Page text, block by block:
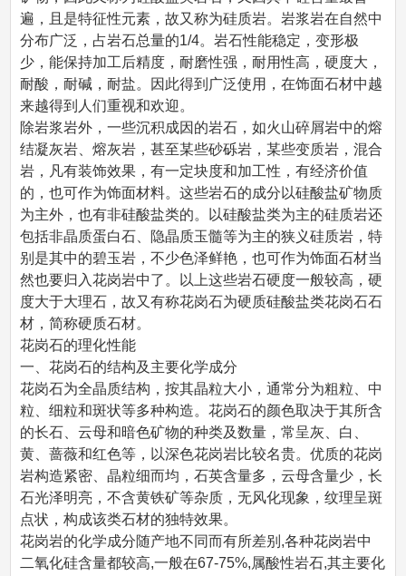
遍，且是特征性元素，故又称为硅质岩。岩浆岩在自然中
分布广泛，占岩石总量的1/4。岩石性能稳定，变形极
少，能保持加工后精度，耐磨性强，耐用性高，硬度大，
耐酸，耐碱，耐盐。因此得到广泛使用，在饰面石材中越
来越得到人们重视和欢迎。
除岩浆岩外，一些沉积成因的岩石，如火山碎屑岩中的熔
结凝灰岩、熔灰岩，甚至某些砂砾岩，某些变质岩，混合
岩，凡有装饰效果，有一定块度和加工性，有经济价值
的，也可作为饰面材料。这些岩石的成分以硅酸盐矿物质
为主外，也有非硅酸盐类的。以硅酸盐类为主的硅质岩还
包括非晶质蛋白石、隐晶质玉髓等为主的狭义硅质岩，特
别是其中的碧玉岩，不少色泽鲜艳，也可作为饰面石材当
然也要归入花岗岩中了。以上这些岩石硬度一般较高，硬
度大于大理石，故又有称花岗石为硬质硅酸盐类花岗石石
材，简称硬质石材。
花岗石的理化性能
一、花岗石的结构及主要化学成分
花岗石为全晶质结构，按其晶粒大小，通常分为粗粒、中
粒、细粒和斑状等多种构造。花岗石的颜色取决于其所含
的长石、云母和暗色矿物的种类及数量，常呈灰、白、
黄、蔷薇和红色等，以深色花岗岩比较名贵。优质的花岗
岩构造紧密、晶粒细而均，石英含量多，云母含量少，长
石光泽明亮，不含黄铁矿等杂质，无风化现象，纹理呈斑
点状，构成该类石材的独特效果。
花岗岩的化学成分随产地不同而有所差别,各种花岗岩中
二氧化硅含量都较高,一般在67-75%,属酸性岩石,其主要化